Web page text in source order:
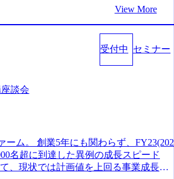
置きながら、他領域にもチャレンジで
スキップもあり） ・週に1度のアサイン
検討してもらえる。結果、なりたいキ
らえる ・シンプレクスというテクノロ
視点からも協業しクライアントへ価値
を選べる ここ1年で社員数60名⇒100
も約170％アップ）と急成長中のファ
秀な上司の近くで働けるチャンスも多
ロジェクトによる自己成長機会が多
関わらず、外資系戦略コンサルティン
ームをはじめ、メーカー、ITベンチャ
分まで、始業・終業時刻の繰り上げ・
き5日まで取得でき、1時間単位で取得
富山事業所の近くに、白風寮と青風寮
方が入居可能です。 ＜入居基準＞ ・
無いため、条件を満たす方には住宅手
は、一般賃貸物件を従業員が契約し、
(火) 19:00～20:00 2026年8月13日(木) 1
会社説明会を実施予定です。 ● 求人名
ア(製造・生産工程の管理業務) ※主任
造装置の生産エンジニア(製造・生産工
M&Aや財務アドバイザリーなどの専門
が提供される 主担当成約で10件以上あ
の年収となる 内訳としては個人インセ
下を育成活躍させるためのナレッジシ
して動く組織風土がある 2026年8月18
務内容、実際の働き方について詳しく
で、幅広く業界の情報を集めたい 働く
歓迎です。お気軽にご参加ください。
ます。 是非、説明会にてお話できる
アンケート回答をお願いいたします。
View More
受付中 セミナー
談会
ーム。 創業5年にも関わらず、FY23(202
名超に到達した異例の成長スピード
、現状では計画値を上回る事業成⻑を